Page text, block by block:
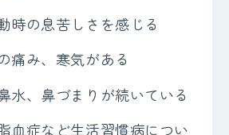
時の息苦しさを感じる
痛み、寒気がある
水、鼻づまりが続いている
血症など生活習慣病につい